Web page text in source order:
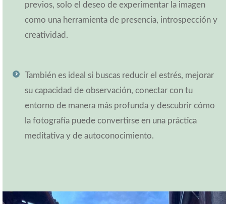
previos, solo el deseo de experimentar la imagen
como una herramienta de presencia, introspección y
creatividad.
También es ideal si buscas reducir el estrés, mejorar
su capacidad de observación, conectar con tu
entorno de manera más profunda y descubrir cómo
la fotografía puede convertirse en una práctica
meditativa y de autoconocimiento.